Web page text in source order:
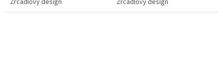
Zrcadlový design Zrcadlový design